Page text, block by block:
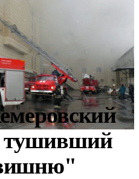
тушивший